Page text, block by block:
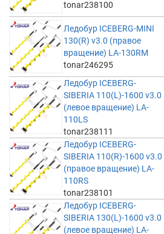
tonar238100
Ледобур ICEBERG-MINI
130(R) v3.0 (правое
вращение) LA-130RM
tonar246295
Ледобур ICEBERG-
SIBERIA 110(L)-1600 v3.0
(левое вращение) LA-
110LS
tonar238111
Ледобур ICEBERG-
SIBERIA 110(R)-1600 v3.0
(правое вращение) LA-
110RS
tonar238101
Ледобур ICEBERG-
SIBERIA 130(L)-1600 v3.0
(левое вращение) LA-